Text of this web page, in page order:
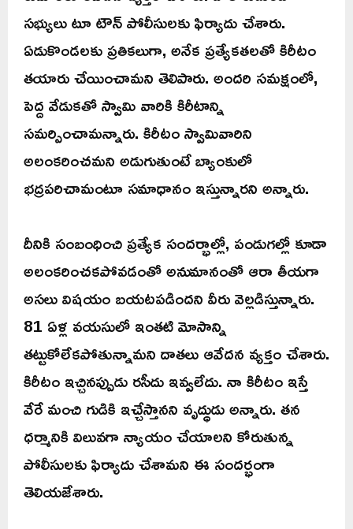
సభ్యులు టూ టౌన్ పోలీసులకు ఫిర్యాదు చేశారు.
ఏడుకొండలకు ప్రతికలుగా, అనేక ప్రత్యేకతలతో కిరీటం
తయారు చేయించామని తెలిపారు. అందరి సమక్షంలో,
పెద్ద వేడుకతో స్వామి వారికి కిరీటాన్ని
సమర్పించామన్నారు. కిరీటం స్వామివారిని
అలంకరించమని అడుగుతుంటే బ్యాంకులో
భద్రపరిచామంటూ సమాధానం ఇస్తున్నారని అన్నారు.
దీనికి సంబంధించి ప్రత్యేక సందర్భాల్లో, పండుగల్లో కూడా
అలంకరించకపోవడంతో అనుమానంతో ఆరా తీయగా
అసలు విషయం బయటపడిందని వీరు వెల్లడిస్తున్నారు.
81 ఏళ్ల వయసులో ఇంతటి మోసాన్ని
తట్టుకోలేకపోతున్నామని దాతలు ఆవేదన వ్యక్తం చేశారు.
కిరీటం ఇచ్చినప్పుడు రసీదు ఇవ్వలేదు. నా కిరీటం ఇస్తే
వేరే మంచి గుడికి ఇచ్చేస్తానని వృద్ధుడు అన్నారు. తన
ధర్మానికి విలువగా న్యాయం చేయాలని కోరుతున్న
పోలీసులకు ఫిర్యాదు చేశామని ఈ సందర్భంగా
తెలియజేశారు.